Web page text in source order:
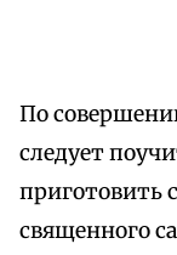
По
следует
приготовить
священного